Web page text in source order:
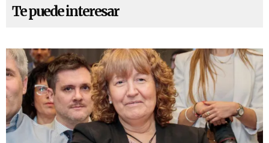
Te puede interesar